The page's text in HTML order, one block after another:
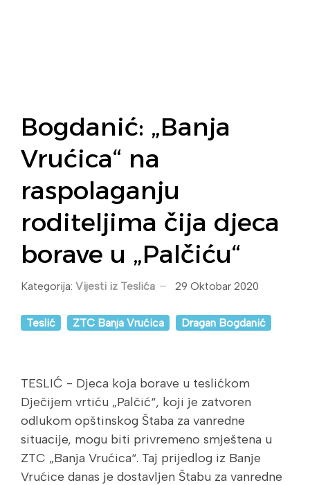
Bogdanić: „Banja
Vrućica“ na
raspolaganju
roditeljima čija djeca
borave u „Palčiću“
Kategorija: Vijesti iz Teslića 29 Oktobar 2020
Teslić ZTC Banja Vrućica Dragan Bogdanić
TESLIĆ - Djeca koja borave u teslićkom
Dječijem vrtiću „Palčić“, koji je zatvoren
odlukom opštinskog Štaba za vanredne
situacije, mogu biti privremeno smještena u
ZTC „Banja Vrućica“. Taj prijedlog iz Banje
Vrućice danas je dostavljen Štabu za vanredne